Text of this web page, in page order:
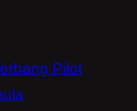
Pilot